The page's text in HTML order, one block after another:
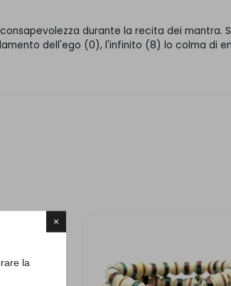
×
la
durante la recita dei mantra.
dell'ego (0), l'infinito (8) lo colma di